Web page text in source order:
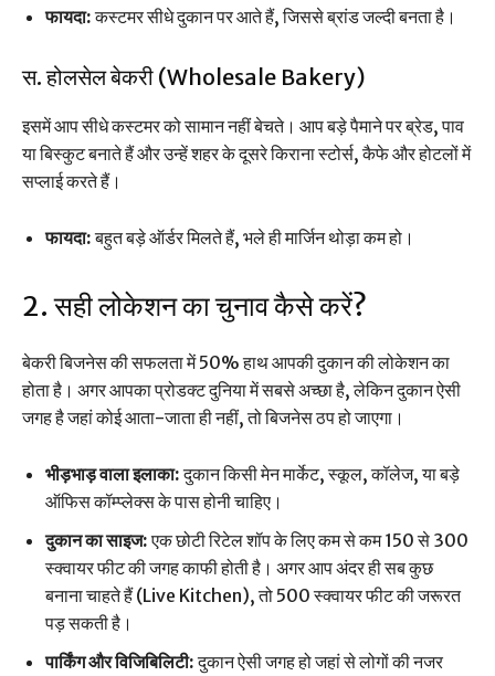
फायदा:कस्टमर सीधे दुकान पर आते हैं, जिससे ब्रांड जल्दी बनता है।
स. होलसेल बेकरी (Wholesale Bakery)
इसमें आप सीधे कस्टमर को सामान नहीं बेचते। आप बड़े पैमाने पर ब्रेड, पाव
या बिस्कुट बनाते हैं और उन्हें शहर के दूसरे किराना स्टोर्स, कैफे और होटलों में
सप्लाई करते हैं।
फायदा:बहुत बड़े ऑर्डर मिलते हैं, भले ही मार्जिन थोड़ा कम हो।
2. सही लोकेशन का चुनाव कैसे करें?
बेकरी बिजनेस की सफलता में 50% हाथ आपकी दुकान की लोकेशन का
होता है। अगर आपका प्रोडक्ट दुनिया में सबसे अच्छा है, लेकिन दुकान ऐसी
जगह है जहां कोई आता-जाता ही नहीं, तो बिजनेस ठप हो जाएगा।
भीड़भाड़ वाला इलाका:दुकान किसी मेन मार्केट, स्कूल, कॉलेज, या बड़े
ऑफिस कॉम्प्लेक्स के पास होनी चाहिए।
दुकान का साइज:एक छोटी रिटेल शॉप के लिए कम से कम 150 से 300
स्क्वायर फीट की जगह काफी होती है। अगर आप अंदर ही सब कुछ
बनाना चाहते हैं (Live Kitchen), तो 500 स्क्वायर फीट की जरूरत
पड़ सकती है।
पार्किंग और विजिबिलिटी:दुकान ऐसी जगह हो जहां से लोगों की नजर